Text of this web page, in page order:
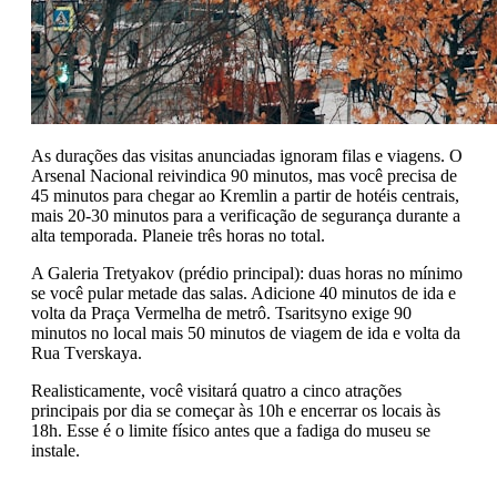
As durações das visitas anunciadas ignoram filas e viagens. O
Arsenal Nacional reivindica 90 minutos, mas você precisa de
45 minutos para chegar ao Kremlin a partir de hotéis centrais,
mais 20-30 minutos para a verificação de segurança durante a
alta temporada. Planeie três horas no total.
A Galeria Tretyakov (prédio principal): duas horas no mínimo
se você pular metade das salas. Adicione 40 minutos de ida e
volta da Praça Vermelha de metrô. Tsaritsyno exige 90
minutos no local mais 50 minutos de viagem de ida e volta da
Rua Tverskaya.
Realisticamente, você visitará quatro a cinco atrações
principais por dia se começar às 10h e encerrar os locais às
18h. Esse é o limite físico antes que a fadiga do museu se
instale.